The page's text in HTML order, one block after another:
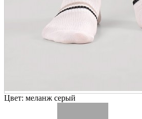
Цвет: меланж серый